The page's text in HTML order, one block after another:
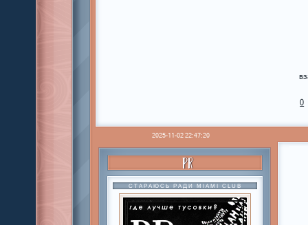
0
2025-11-02 22:47:20
PR
СТАРАЮСЬ РАДИ MIAMI CLUB